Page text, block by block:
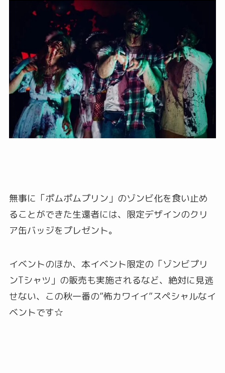
無事に「ポムポムプリン」のゾンビ化を食い止め
ることができた生還者には、限定デザインのクリ
ア缶バッジをプレゼント。
イベントのほか、本イベント限定の「ゾンビプリ
ンTシャツ」の販売も実施されるなど、絶対に見逃
せない、この秋一番の”怖カワイイ”スペシャルなイ
ベントです☆